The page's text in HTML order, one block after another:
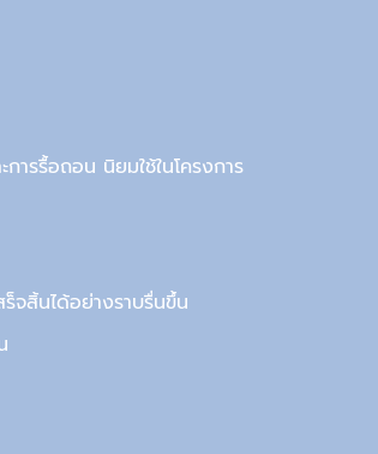
ารรื้อถอน นิยมใช้ในโครงการ
จสิ้นได้อย่างราบรื่นขึ้น